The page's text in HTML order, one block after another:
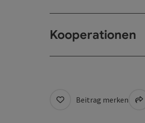
Kooperationen
Beitrag merken